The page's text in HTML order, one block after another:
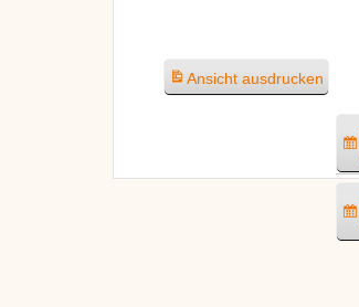
Ansicht ausdrucken